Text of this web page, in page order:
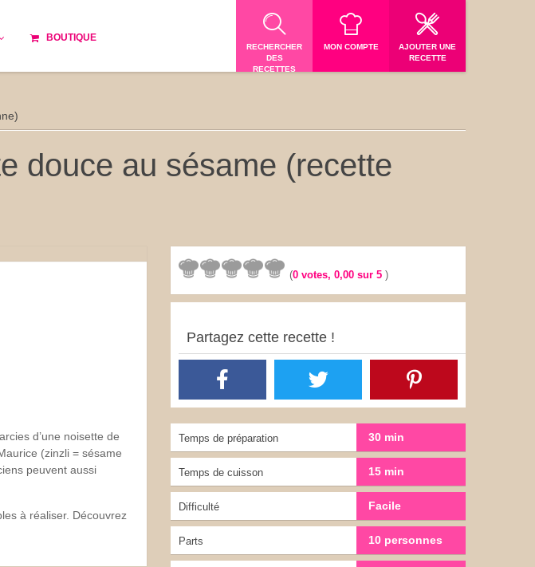
BOUTIQUE
RECHERCHER
DES
RECETTES
MON COMPTE
AJOUTER UNE
RECETTE
douce au sésame (recette
d’une noisette de
(zinzli = sésame
peuvent aussi
à réaliser. Découvrez
(0 votes,0,00 sur 5)
Partagez cette recette !
Temps de préparation 30 min
Temps de cuisson 15 min
Difficulté Facile
Parts 10 personnes